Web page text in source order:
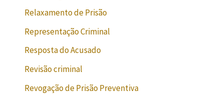
Relaxamento de Prisão
Representação Criminal
Resposta do Acusado
Revisão criminal
Revogação de Prisão Preventiva